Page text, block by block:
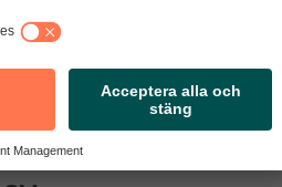
Läget mitt
inte skulle funka.
säger Tom.